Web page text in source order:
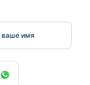
вашe имя